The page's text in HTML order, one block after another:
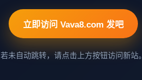
立即访问 Vava8.com 发吧
若未自动跳转，请点击上方按钮访问新站。